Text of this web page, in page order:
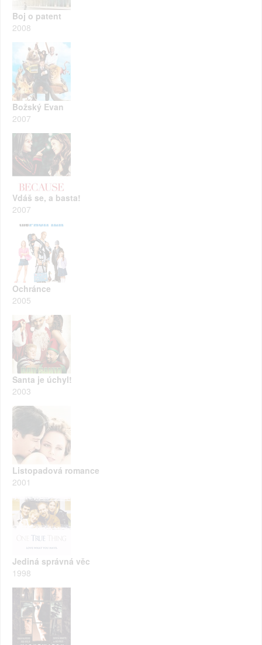
Boj o patent
2008
Božský Evan
2007
Vdáš se, a basta!
2007
Ochránce
2005
Santa je úchyl!
2003
Listopadová romance
2001
Jediná správná věc
1998